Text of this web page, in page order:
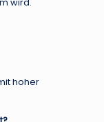
wird.
hoher